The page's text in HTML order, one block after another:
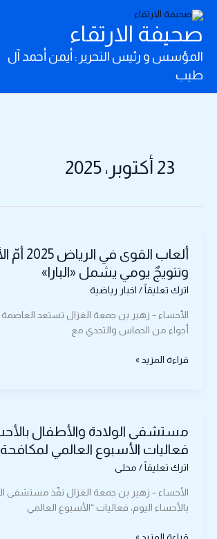
المحتوىصحيفة الارتقاء
المؤسس و رئيس التحرير : أيمن أحمد آل
طيب
23 أكتوبر، 2025
ألعاب القوى
وتتويجٌ يومي يشمل «البارا»
اترك تعليقاً / اخبار رياضية
الأحساء – زهير بن جمعة الغزال تستعد
أجواء من الحماس والتحدي مع
القوى
في
الرياض
2025
أمّ
الألعاب
يومي
قراءة المزيد »
مستشفى الولادة والأطفال
فعاليات الأسبوع العالمي
اترك تعليقاً / محلى
الأحساء – زهير بن جمعة الغزال نفّذ مستشفى
بالأحساء اليوم، فعاليات “الأسبوع العالمي
الولادة
والأطفال
بالأحساء
ينفذ
فعاليات
الأسبوع
لمكافحة